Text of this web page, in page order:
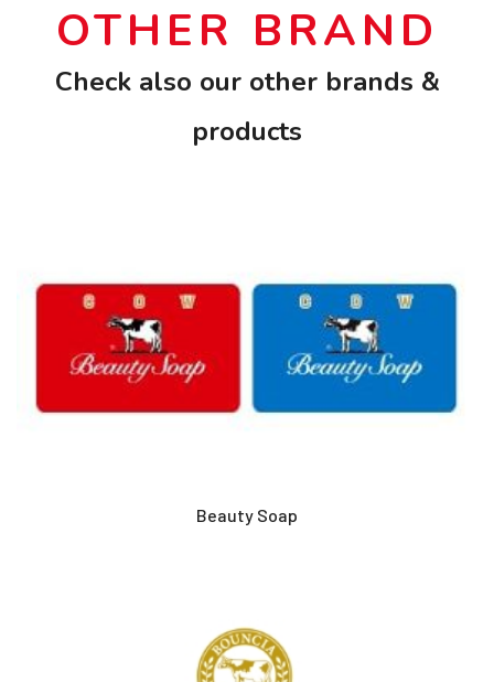
OTHER BRAND
Check also our other brands &
products
Beauty Soap